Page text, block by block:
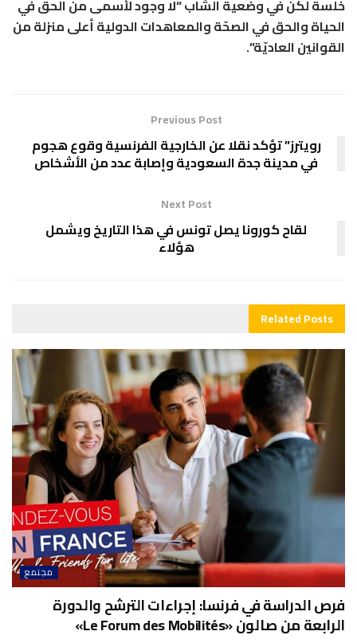
خلسة لكن في وضعية الشاب “لا وجود لأسمى من الحق في
الحياة والحق في الصحّة والمعاهدات الدولية أعلى منزلة من
القوانين العاديّة”.
Previous Post
رويترز” تؤكد نقلا عن الخارجية الفرنسية وقوع هجوم
في مدينة جدة السعودية وإصابة عدد من الأشخاص
Next Post
لقاح كورونا يصل تونس في هذا التاريخ ويشمل
هؤلاء
RelatedPosts
مجتمع
فرص الدراسة في فرنسا: إجراءات الترشح والدورة
الرابعة من صالون «Le Forum des Mobilités»